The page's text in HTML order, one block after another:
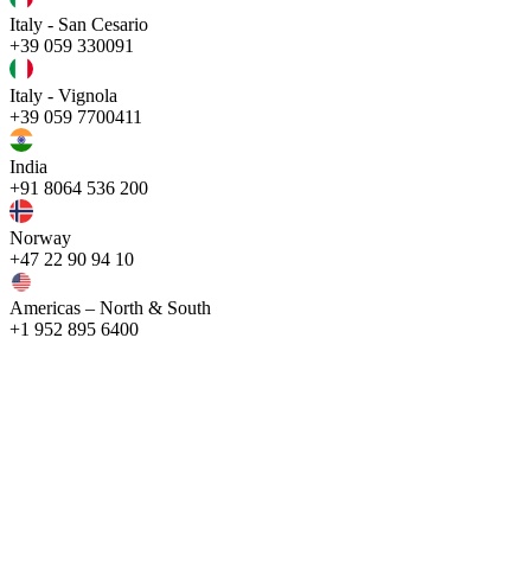
Italy - San Cesario
+39 059 330091
Italy - Vignola
+39 059 7700411
India
+91 8064 536 200
Norway
+47 22 90 94 10
Americas – North & South
+1 952 895 6400